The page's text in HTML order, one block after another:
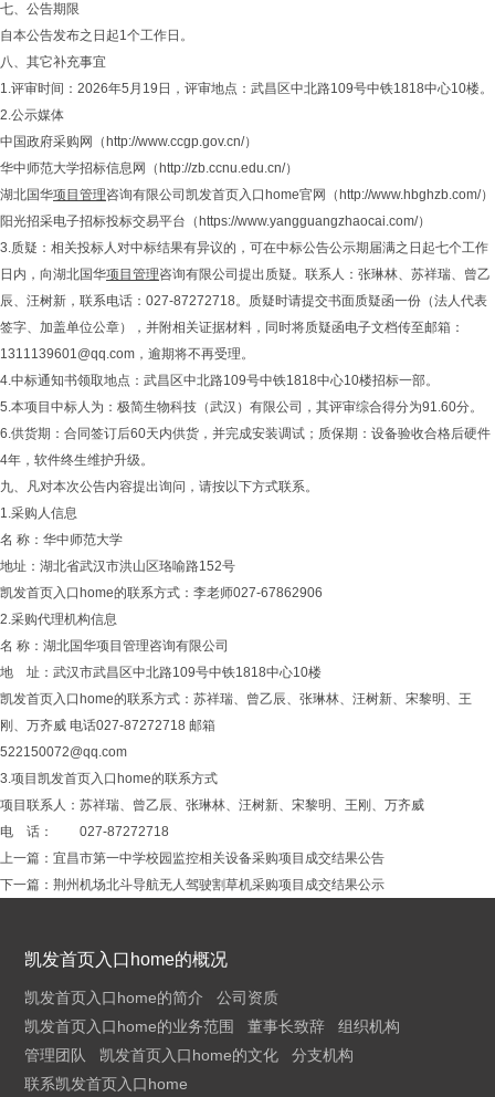
七、公告期限
自本公告发布之日起1个工作日。
八、其它补充事宜
1.评审时间：2026年5月19日，评审地点：武昌区中北路109号中铁1818中心10楼。
2.公示媒体
中国政府采购网（http://www.ccgp.gov.cn/）
华中师范大学招标信息网（http://zb.ccnu.edu.cn/）
湖北国华项目管理咨询有限公司凯发首页入口home官网（http://www.hbghzb.com/）
阳光招采电子招标投标交易平台（https://www.yangguangzhaocai.com/）
3.质疑：相关投标人对中标结果有异议的，可在中标公告公示期届满之日起七个工作
日内，向湖北国华项目管理咨询有限公司提出质疑。联系人：张琳林、苏祥瑞、曾乙
辰、汪树新，联系电话：027-87272718。质疑时请提交书面质疑函一份（法人代表
签字、加盖单位公章），并附相关证据材料，同时将质疑函电子文档传至邮箱：
1311139601@qq.com ，逾期将不再受理。
4.中标通知书领取地点：武昌区中北路109号中铁1818中心10楼招标一部。
5.本项目中标人为：极简生物科技（武汉）有限公司，其评审综合得分为91.60分。
6.供货期：合同签订后60天内供货，并完成安装调试；质保期：设备验收合格后硬件
4年，软件终生维护升级。
九、凡对本次公告内容提出询问，请按以下方式联系。
1.采购人信息
名 称：华中师范大学
地址：湖北省武汉市洪山区珞喻路152号
凯发首页入口home的联系方式：李老师027-67862906
2.采购代理机构信息
名 称：湖北国华项目管理咨询有限公司
地 址：武汉市武昌区中北路109号中铁1818中心10楼
凯发首页入口home的联系方式：苏祥瑞、曾乙辰、张琳林、汪树新、宋黎明、王
刚、万齐威 电话027-87272718 邮箱
522150072@qq.com
3.项目凯发首页入口home的联系方式
项目联系人：苏祥瑞、曾乙辰、张琳林、汪树新、宋黎明、王刚、万齐威
电 话： 027-87272718
上一篇： 宜昌市第一中学校园监控相关设备采购项目成交结果公告
下一篇： 荆州机场北斗导航无人驾驶割草机采购项目成交结果公示
凯发首页入口home的概况
凯发首页入口home的简介
公司资质
凯发首页入口home的业务范围
董事长致辞
组织机构
管理团队
凯发首页入口home的文化
分支机构
联系凯发首页入口home